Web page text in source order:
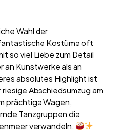
Wahl der
Kostüme oft
so viel Liebe zum Detail
an Kunstwerke als an
absolutes Highlight ist
riesige Abschiedsumzug am
prächtige Wagen,
Tanzgruppen die
verwandeln.